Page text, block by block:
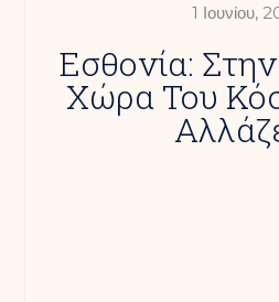
1 Ιουνίου,
Εσθονία:
Χώρα Του